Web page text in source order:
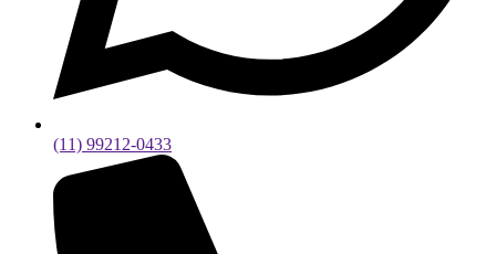
(11) 99212-0433